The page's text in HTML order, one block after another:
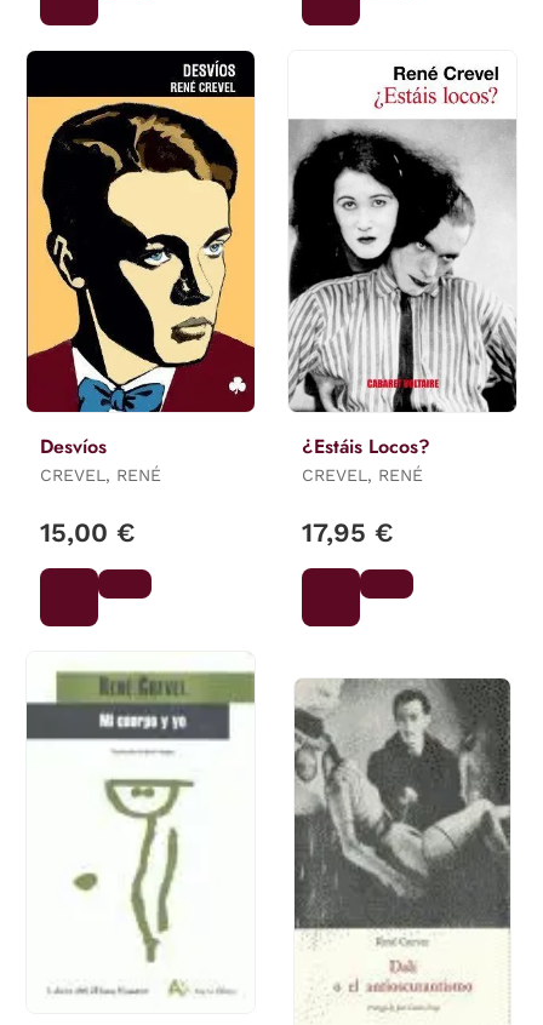
Desvíos
CREVEL, RENÉ
15,00 €
¿Estáis Locos?
CREVEL, RENÉ
17,95 €